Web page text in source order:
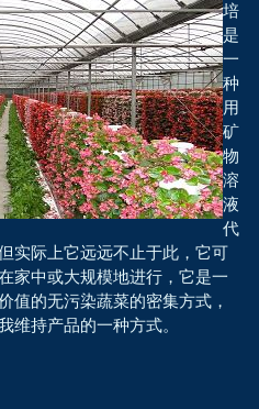
培
是
一
种
用
矿
物
溶
液
代
实际上它远远不止于此，它可
家中或大规模地进行，它是一
值的无污染蔬菜的密集方式，
维持产品的一种方式。